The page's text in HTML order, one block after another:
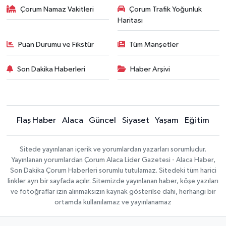
Çorum Namaz Vakitleri
Çorum Trafik Yoğunluk
Haritası
Puan Durumu ve Fikstür Tüm Manşetler
Son Dakika Haberleri Haber Arşivi
Flaş Haber Alaca Güncel Siyaset Yaşam Eğitim
Sitede yayınlanan içerik ve yorumlardan yazarları sorumludur.
Yayınlanan yorumlardan Çorum Alaca Lider Gazetesi - Alaca Haber,
Son Dakika Çorum Haberleri sorumlu tutulamaz. Sitedeki tüm harici
linkler ayrı bir sayfada açılır. Sitemizde yayınlanan haber, köşe yazıları
ve fotoğraflar izin alınmaksızın kaynak gösterilse dahi, herhangi bir
ortamda kullanılamaz ve yayınlanamaz